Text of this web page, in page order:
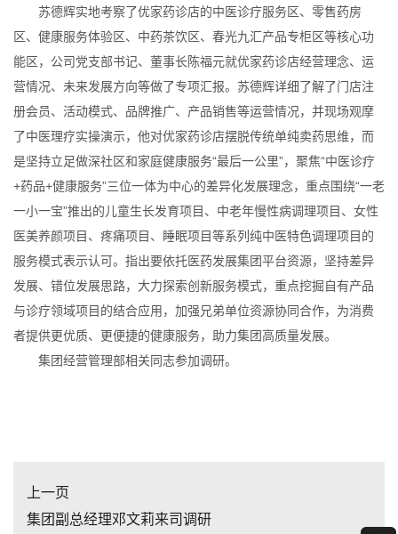
苏德辉实地考察了优家药诊店的中医诊疗服务区、零售药房
区、健康服务体验区、中药茶饮区、春光九汇产品专柜区等核心功
能区，公司党支部书记、董事长陈福元就优家药诊店经营理念、运
营情况、未来发展方向等做了专项汇报。苏德辉详细了解了门店注
册会员、活动模式、品牌推广、产品销售等运营情况，并现场观摩
了中医理疗实操演示，他对优家药诊店摆脱传统单纯卖药思维，而
是坚持立足做深社区和家庭健康服务“最后一公里”，聚焦“中医诊疗
+药品+健康服务”三位一体为中心的差异化发展理念，重点围绕“一老
一小一宝”推出的儿童生长发育项目、中老年慢性病调理项目、女性
医美养颜项目、疼痛项目、睡眠项目等系列纯中医特色调理项目的
服务模式表示认可。指出要依托医药发展集团平台资源，坚持差异
发展、错位发展思路，大力探索创新服务模式，重点挖掘自有产品
与诊疗领域项目的结合应用，加强兄弟单位资源协同合作，为消费
者提供更优质、更便捷的健康服务，助力集团高质量发展。
集团经营管理部相关同志参加调研。
上一页
集团副总经理邓文莉来司调研